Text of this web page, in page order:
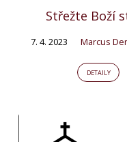
Střežte Boží
7. 4. 2023 Marcus
DETAILY